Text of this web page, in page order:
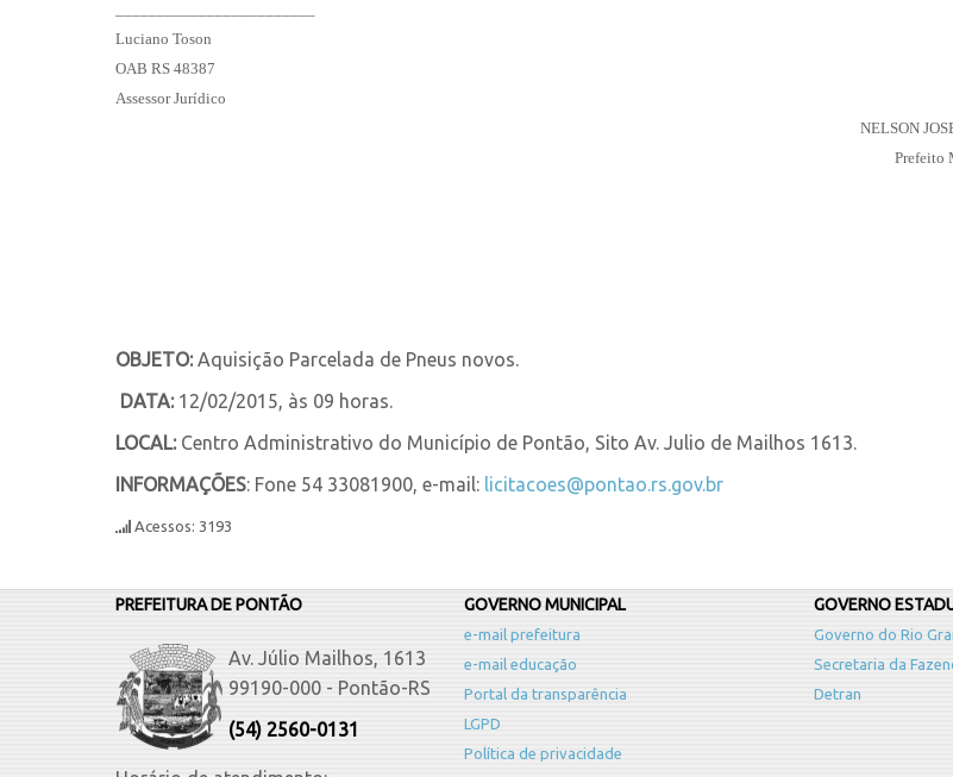
Luciano Toson
OAB RS 48387
Assessor Jurídico
NELSON JOSE
Prefeito
OBJETO:Aquisição Parcelada de Pneus novos.
DATA:12/02/2015, às 09 horas.
LOCAL:Centro Administrativo do Município de Pontão, Sito Av. Julio de Mailhos 1613.
INFORMAÇÕES: Fone 54 33081900, e-mail: licitacoes@pontao.rs.gov.br
Acessos: 3193
PREFEITURA DE PONTÃO
Av. Júlio Mailhos, 1613
99190-000 - Pontão-RS
(54) 2560-0131
GOVERNO MUNICIPAL
e-mail prefeitura
e-mail educação
Portal da transparência
LGPD
Política de privacidade
GOVERNO
Governo do Rio
Secretaria da
Detran